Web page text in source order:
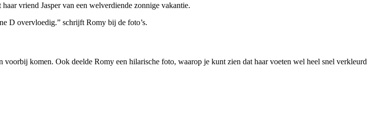
vriend Jasper van een welverdiende zonnige vakantie.
D overvloedig.” schrijft Romy bij de foto’s.
komen. Ook deelde Romy een hilarische foto, waarop je kunt zien dat haar voeten wel heel snel verkleurd